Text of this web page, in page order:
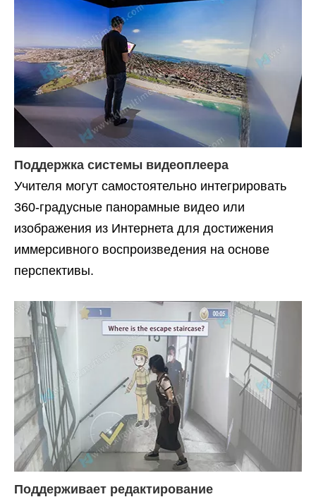
Поддержка системы видеоплеера
Учителя могут самостоятельно интегрировать
360-градусные панорамные видео или
изображения из Интернета для достижения
иммерсивного воспроизведения на основе
перспективы.
Поддерживает редактирование